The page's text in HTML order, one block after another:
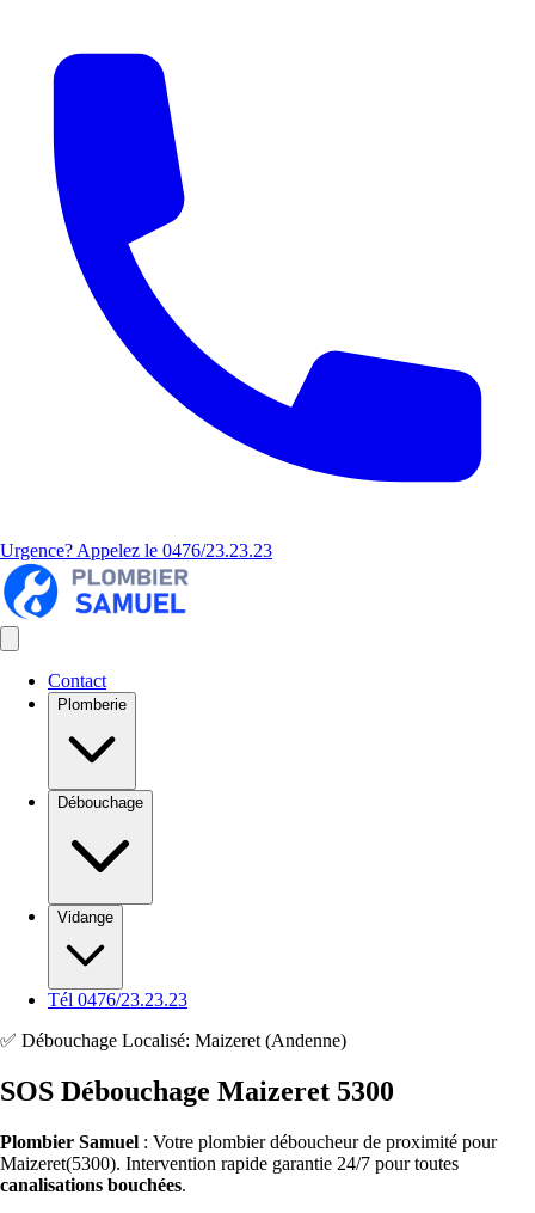
Urgence? Appelez le 0476/23.23.23
Contact
Plomberie
Débouchage
Vidange
Tél 0476/23.23.23
✅ Débouchage Localisé: Maizeret (Andenne)
SOS Débouchage Maizeret 5300
Plombier Samuel : Votre plombier déboucheur de proximité pour
Maizeret(5300). Intervention rapide garantie 24/7 pour toutes
canalisations bouchées.